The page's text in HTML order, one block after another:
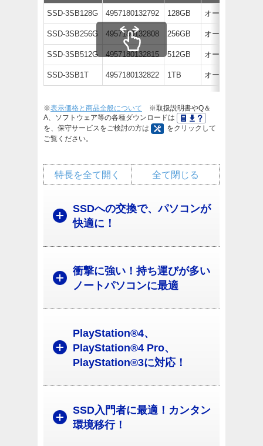
SSD-3SB128G 4957180132792 128GB オープン価格
SSD-3SB256G 4957180132808 256GB オープン価格
SSD-3SB512G 4957180132815 512GB オープン価格
SSD-3SB1T 4957180132822 1TB オープン価格
※表示価格と商品全般について ※取扱説明書やQ＆
A、ソフトウェア等の各種ダウンロードは
を、保守サービスをご検討の方は
をクリックして
ご覧ください。
全て閉じる
特長を全て開く
SSDへの交換で、パソコンが
快適に！
衝撃に強い！持ち運びが多い
ノートパソコンに最適
PlayStation®4、
PlayStation®4 Pro、
PlayStation®3に対応！
SSD入門者に最適！カンタン
環境移行！